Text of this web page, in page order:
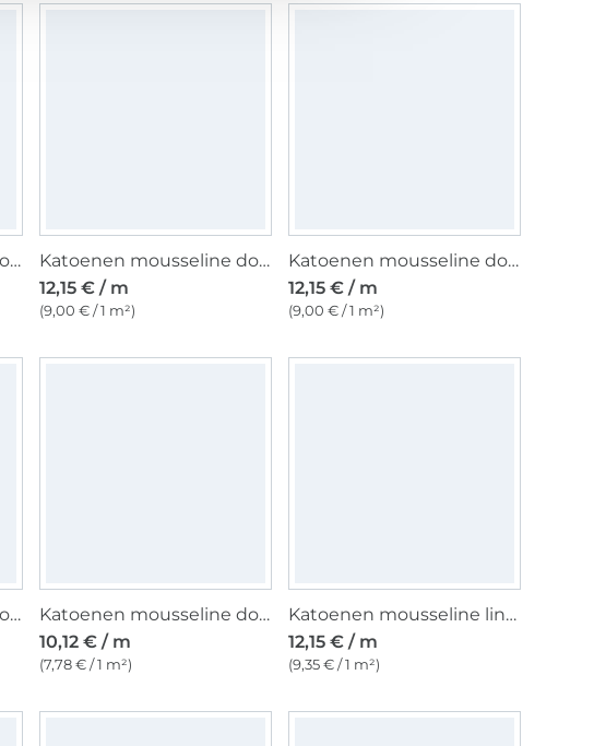
Katoenen mousseline double gauze, zwart
Katoenen mousseline double gauze golden dots, oudrosé
12,15 € / m
(9,00 € / 1 m²)
Katoenen mousseline double gauze golden dots, bessenkleurig
12,15 € / m
(9,00 € / 1 m²)
Katoenen mousseline double gauze golden dots, gebroken wit
Katoenen mousseline double gauze, lichtblauw
10,12 € / m
(7,78 € / 1 m²)
Katoenen mousseline linnenlook, donkerblauw
12,15 € / m
(9,35 € / 1 m²)